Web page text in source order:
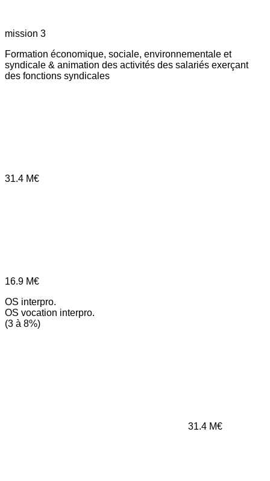
mission 3
Formation économique, sociale, environnementale et
syndicale & animation des activités des salariés exerçant
des fonctions syndicales
31.4 M€
16.9 M€
OS interpro.
OS vocation interpro.
(3 à 8%)
31.4 M€